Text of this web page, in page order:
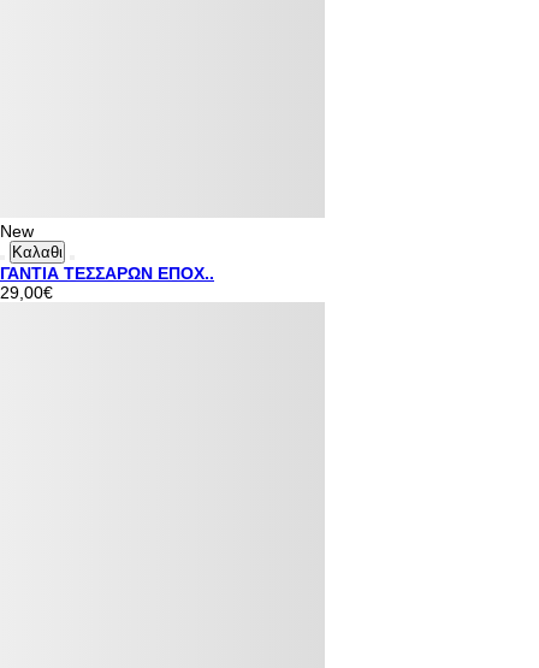
New
Καλαθι
ΓΑΝΤΙΑ ΤΕΣΣΑΡΩΝ ΕΠΟΧ..
29,00€